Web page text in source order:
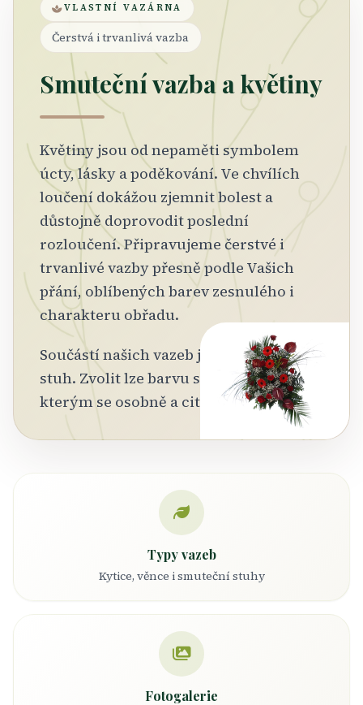
VLASTNÍ VAZÁRNA
Čerstvá i trvanlivá vazba
Smuteční vazba a květiny
Květiny jsou od nepaměti symbolem
úcty, lásky a poděkování. Ve chvílích
loučení dokážou zjemnit bolest a
důstojně doprovodit poslední
rozloučení. Připravujeme čerstvé i
trvanlivé vazby přesně podle Vašich
přání, oblíbených barev zesnulého i
charakteru obřadu.
Součástí našich vazeb je také potisk
stuh. Zvolit lze barvu stuhy i text,
kterým se osobně a citlivě rozloučíte.
Typy vazeb
Kytice, věnce i smuteční stuhy
Fotogalerie